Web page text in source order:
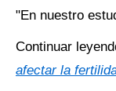
"En nuestro
Continuar
afectar la